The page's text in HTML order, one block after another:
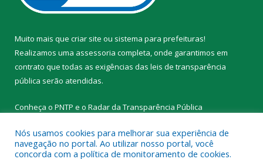
Muito mais que criar site ou sistema para prefeituras!
Realizamos uma assessoria completa, onde garantimos em
contrato que todas as exigências das leis de transparência
pública serão atendidas.
Conheça o PNTP e o Radar da Transparência Pública
Nós usamos cookies para melhorar sua experiência de
navegação no portal. Ao utilizar nosso portal, você
concorda com a política de monitoramento de cookies.